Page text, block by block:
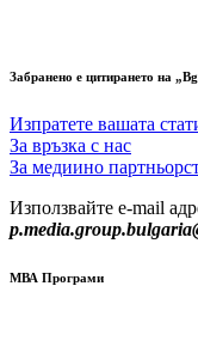
Забранено е цитирането на
Изпратете вашата
За връзка с нас
За медиино
Използвайте e-mail
МВА Програми